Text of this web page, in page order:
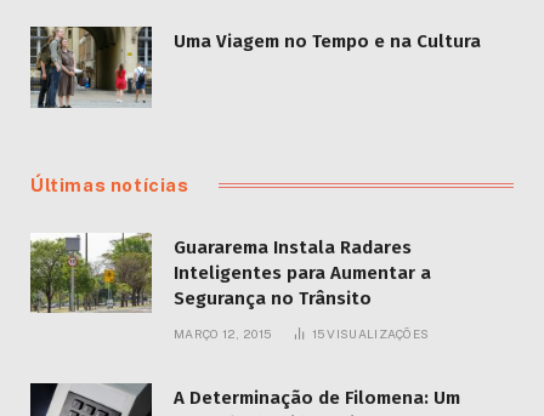
Uma Viagem no Tempo e na Cultura
Últimas notícias
Guararema Instala Radares
Inteligentes para Aumentar a
Segurança no Trânsito
MARÇO 12, 2015 15VISUALIZAÇÕES
A Determinação de Filomena: Um